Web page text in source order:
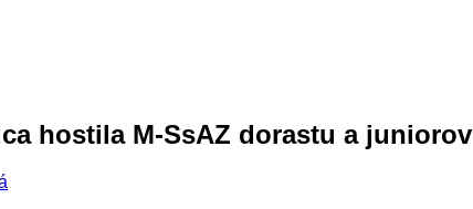
hostila M-SsAZ dorastu a juniorov